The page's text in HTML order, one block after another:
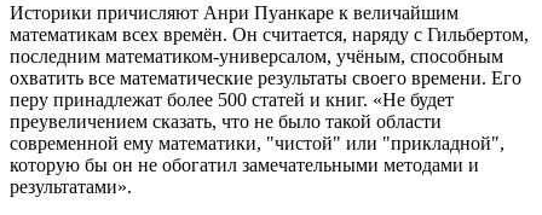
Историки причисляют Анри Пуанкаре к величайшим
математикам всех времён. Он считается, наряду с Гильбертом,
последним математиком-универсалом, учёным, способным
охватить все математические результаты своего времени. Его
перу принадлежат более 500 статей и книг. «Не будет
преувеличением сказать, что не было такой области
современной ему математики, "чистой" или "прикладной",
которую бы он не обогатил замечательными методами и
результатами».